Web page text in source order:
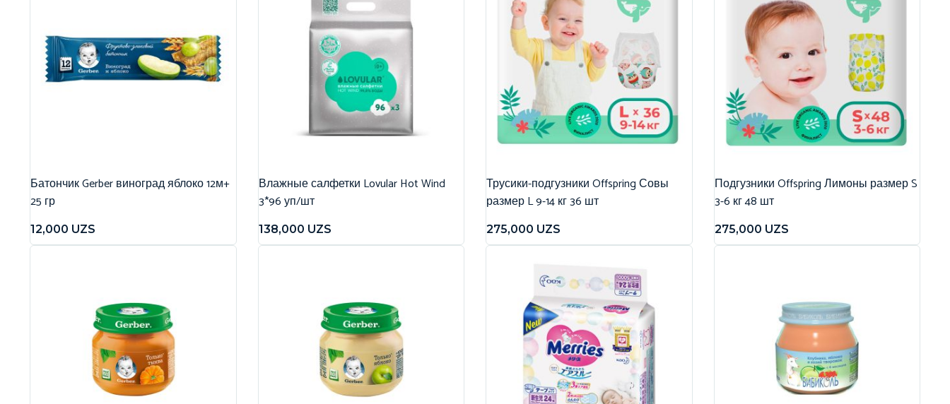
Батончик Gerber виноград яблоко 12м+
25 гр
12,000 UZS
Влажные салфетки Lovular Hot Wind
3*96 уп/шт
138,000 UZS
Трусики-подгузники Offspring Совы
размер L 9-14 кг 36 шт
275,000 UZS
Подгузники Offspring Лимоны размер S
3-6 кг 48 шт
275,000 UZS